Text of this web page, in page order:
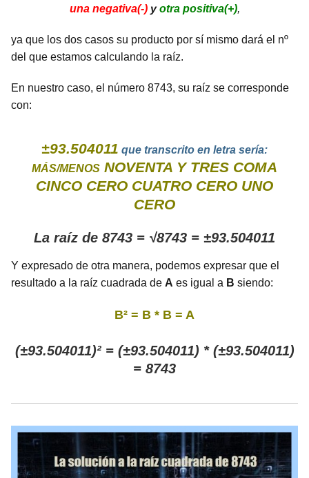
una negativa(-)yotra positiva(+),
ya que los dos casos su producto por sí mismo dará el nº
del que estamos calculando la raíz.
En nuestro caso, el número 8743, su raíz se corresponde
con:
±93.504011 que transcrito en letra sería:
MÁS/MENOS NOVENTA Y TRES COMA
CINCO CERO CUATRO CERO UNO
CERO
La raíz de 8743 = √8743 = ±93.504011
Y expresado de otra manera, podemos expresar que el
resultado a la raíz cuadrada de A es igual a B siendo:
B² = B * B = A
(±93.504011)² = (±93.504011) * (±93.504011)
= 8743